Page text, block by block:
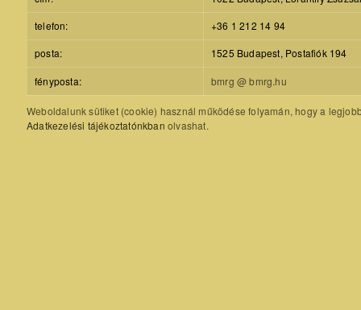
telefon:
+36 1 212 14 94
posta:
1525 Budapest, Postafiók 194
fényposta: bmrg @ bmrg.hu
Weboldalunk sütiket (cookie) használ működése folyamán, hogy a
Adatkezelési tájékoztatónkban olvashat.